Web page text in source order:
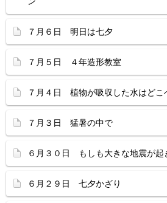
７月６日 明日は七夕
７月５日 ４年造形教室
７月４日 植物が吸収した水はどこ
７月３日 猛暑の中で
６月３０日 もしも大きな地震が起
６月２９日 七夕かざり